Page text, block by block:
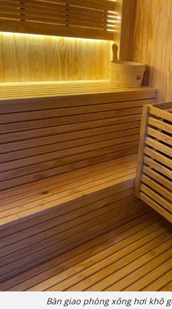
Bàn giao phòng xông hơi khô